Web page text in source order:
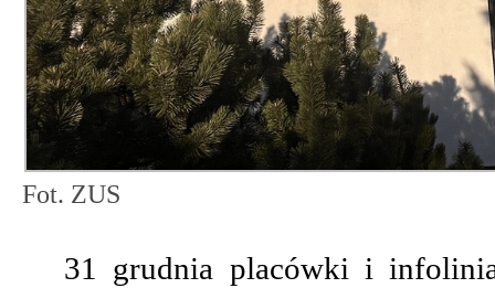
Fot. ZUS
31 grudnia placówki i infolinia